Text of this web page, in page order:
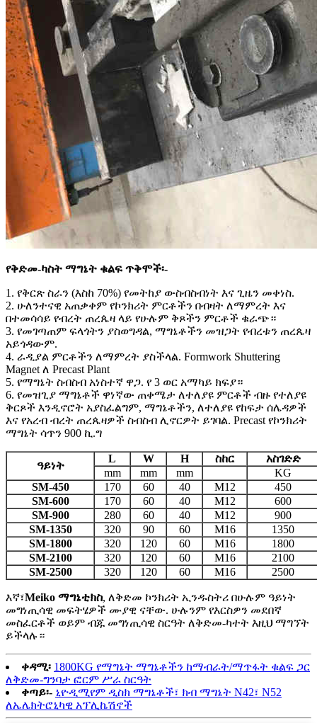
የቅድመ-ካስት ማግኔት ቁልፍ ጥቅሞች፡-
1. የቅርጽ ስራን (እስከ 70%) የመትከያ ውስብስብነት እና ጊዜን መቀነስ.
2. ሁለንተናዊ አጠቃቀም የኮንክሪት ምርቶችን በብዛት ለማምረት እና
በተመሳሳይ የብረት ጠረጴዛ ላይ የሁሉም ቅጾችን ምርቶች ቁራጭ።
3. የመገጣጠም ፍላጎትን ያስወግዳል, ማግኔቶችን መዝጋት የብረቱን ጠረጴዛ
አይጎዳውም.
4. ራዲያል ምርቶችን ለማምረት ያስችላል. Formwork Shuttering
Magnet ለ Precast Plant
5. የማግኔት ስብስብ አነስተኛ ዋጋ. የ 3 ወር አማካይ ክፍያ።
6. የመዝጊያ ማግኔቶች ዋነኛው ጠቀሜታ ለተለያዩ ምርቶች ብዙ የተለያዩ
ቅርጾች እንዲኖሮት አያስፈልግም, ማግኔቶችን, ለተለያዩ የከፍታ ሰሌዳዎች
እና የአረብ ብረት ጠረጴዛዎች ስብስብ ሊኖርዎት ይገባል. Precast የኮንክሪት
ማግኔት ሳጥን 900 ኪ.ግ
ዓይነት
L W H ስከር
አስገድድ
mm
mm mm
KG
SM-450
170 60 40 M12
450
SM-600
170 60 40 M12
600
SM-900
280 60 40 M12
900
SM-1350
320 90 60 M16
1350
SM-1800
320 120 60 M16
1800
SM-2100
320 120 60 M16
2100
SM-2500
320 120 60 M16 2500
እኛ፣Meiko ማግኔቲክስ, ለቅድመ ኮንክሪት ኢንዱስትሪ በሁሉም ዓይነት
መግነጢሳዊ መፍትሄዎች ሙያዊ ናቸው. ሁሉንም የእርስዎን መደበኛ
መስፈርቶች ወይም ብጁ መግነጢሳዊ ስርዓት ለቅድመ-ካተት እዚህ ማግኘት
ይችላሉ።
ቀዳሚ፡ 1800KG የማግኔት ማግኔቶችን ከማብራት/ማጥፋት ቁልፍ ጋር
ለቅድመ-ግንባታ ፎርም ሥራ ስርዓት
ቀጣይ፡- ኒዮዲሚየም ዲስክ ማግኔቶች፣ ክብ ማግኔት N42፣ N52
ለኤሌክትሮኒካዊ አፕሊኬሽኖች